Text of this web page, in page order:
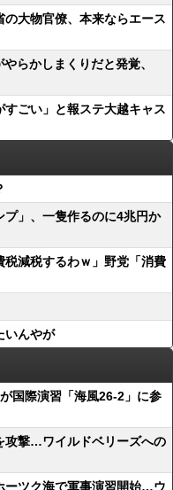
大物官僚、本来ならエース
らかしまくりだと発覚、
すごい」と報ステ大越キャス
プ」、一隻作るのに4兆円か
減税するわｗ」野党「消費
いんやが
国際演習「海風26-2」に参
攻撃…ワイルドベリーズへの
ーツク海で軍事演習開始…ウ